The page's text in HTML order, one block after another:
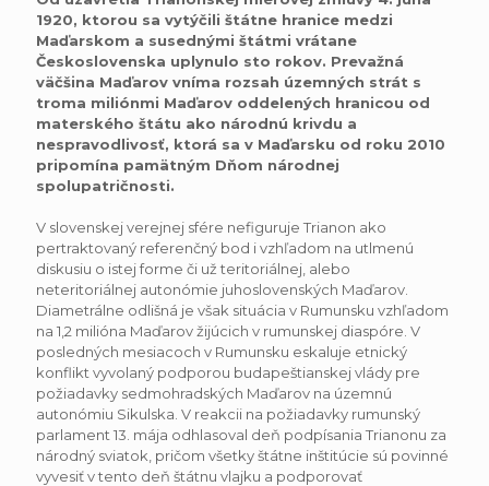
1920, ktorou sa vytýčili štátne hranice medzi
Maďarskom a susednými štátmi vrátane
Československa uplynulo sto rokov. Prevažná
väčšina Maďarov vníma rozsah územných strát s
troma miliónmi Maďarov oddelených hranicou od
materského štátu ako národnú krivdu a
nespravodlivosť, ktorá sa v Maďarsku od roku 2010
pripomína pamätným Dňom národnej
spolupatričnosti.
V slovenskej verejnej sfére nefiguruje Trianon ako
pertraktovaný referenčný bod i vzhľadom na utlmenú
diskusiu o istej forme či už teritoriálnej, alebo
neteritoriálnej autonómie juhoslovenských Maďarov.
Diametrálne odlišná je však situácia v Rumunsku vzhľadom
na 1,2 milióna Maďarov žijúcich v rumunskej diaspóre. V
posledných mesiacoch v Rumunsku eskaluje etnický
konflikt vyvolaný podporou budapeštianskej vlády pre
požiadavky sedmohradských Maďarov na územnú
autonómiu Sikulska. V reakcii na požiadavky rumunský
parlament 13. mája odhlasoval deň podpísania Trianonu za
národný sviatok, pričom všetky štátne inštitúcie sú povinné
vyvesiť v tento deň štátnu vlajku a podporovať